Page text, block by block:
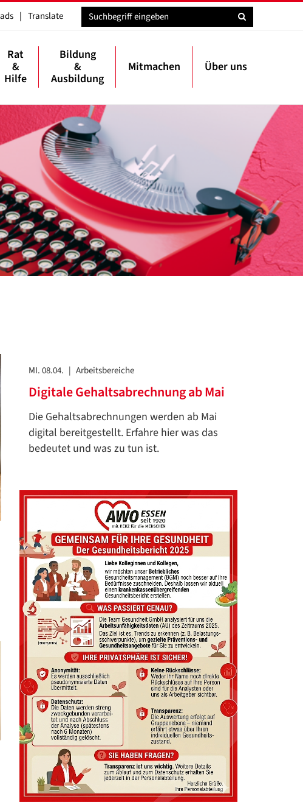
| Translate
Rat
&
Hilfe
Bildung
&
Ausbildung
Mitmachen Über uns
MI. 08.04. | Arbeitsbereiche
Digitale Gehaltsabrechnung ab Mai
Die Gehaltsabrechnungen werden ab Mai
digital bereitgestellt. Erfahre hier was das
bedeutet und was zu tun ist.